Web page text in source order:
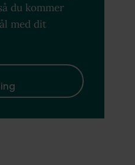
du kommer
med dit